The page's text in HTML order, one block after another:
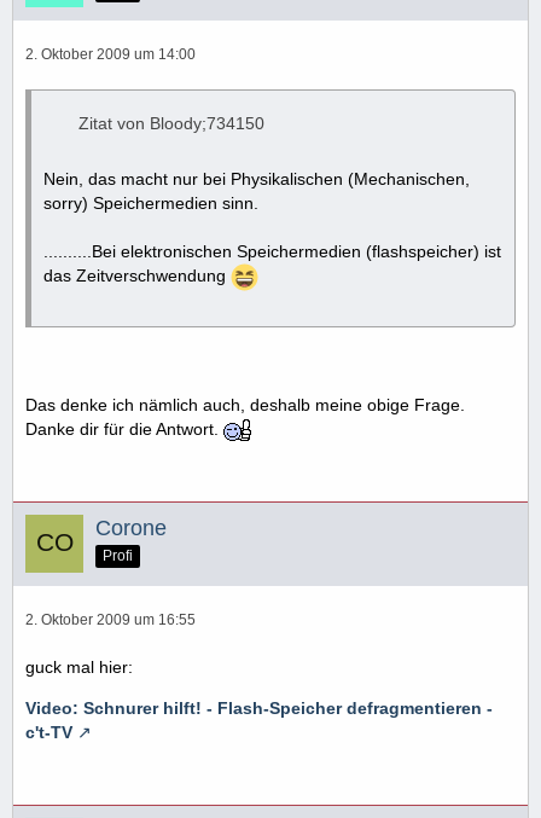
2. Oktober 2009 um 14:00
Zitat von Bloody;734150
Nein, das macht nur bei Physikalischen (Mechanischen,
sorry) Speichermedien sinn.
..........Bei elektronischen Speichermedien (flashspeicher) ist
das Zeitverschwendung
Das denke ich nämlich auch, deshalb meine obige Frage.
Danke dir für die Antwort.
Corone
Profi
2. Oktober 2009 um 16:55
guck mal hier:
Video: Schnurer hilft! - Flash-Speicher defragmentieren -
c't-TV